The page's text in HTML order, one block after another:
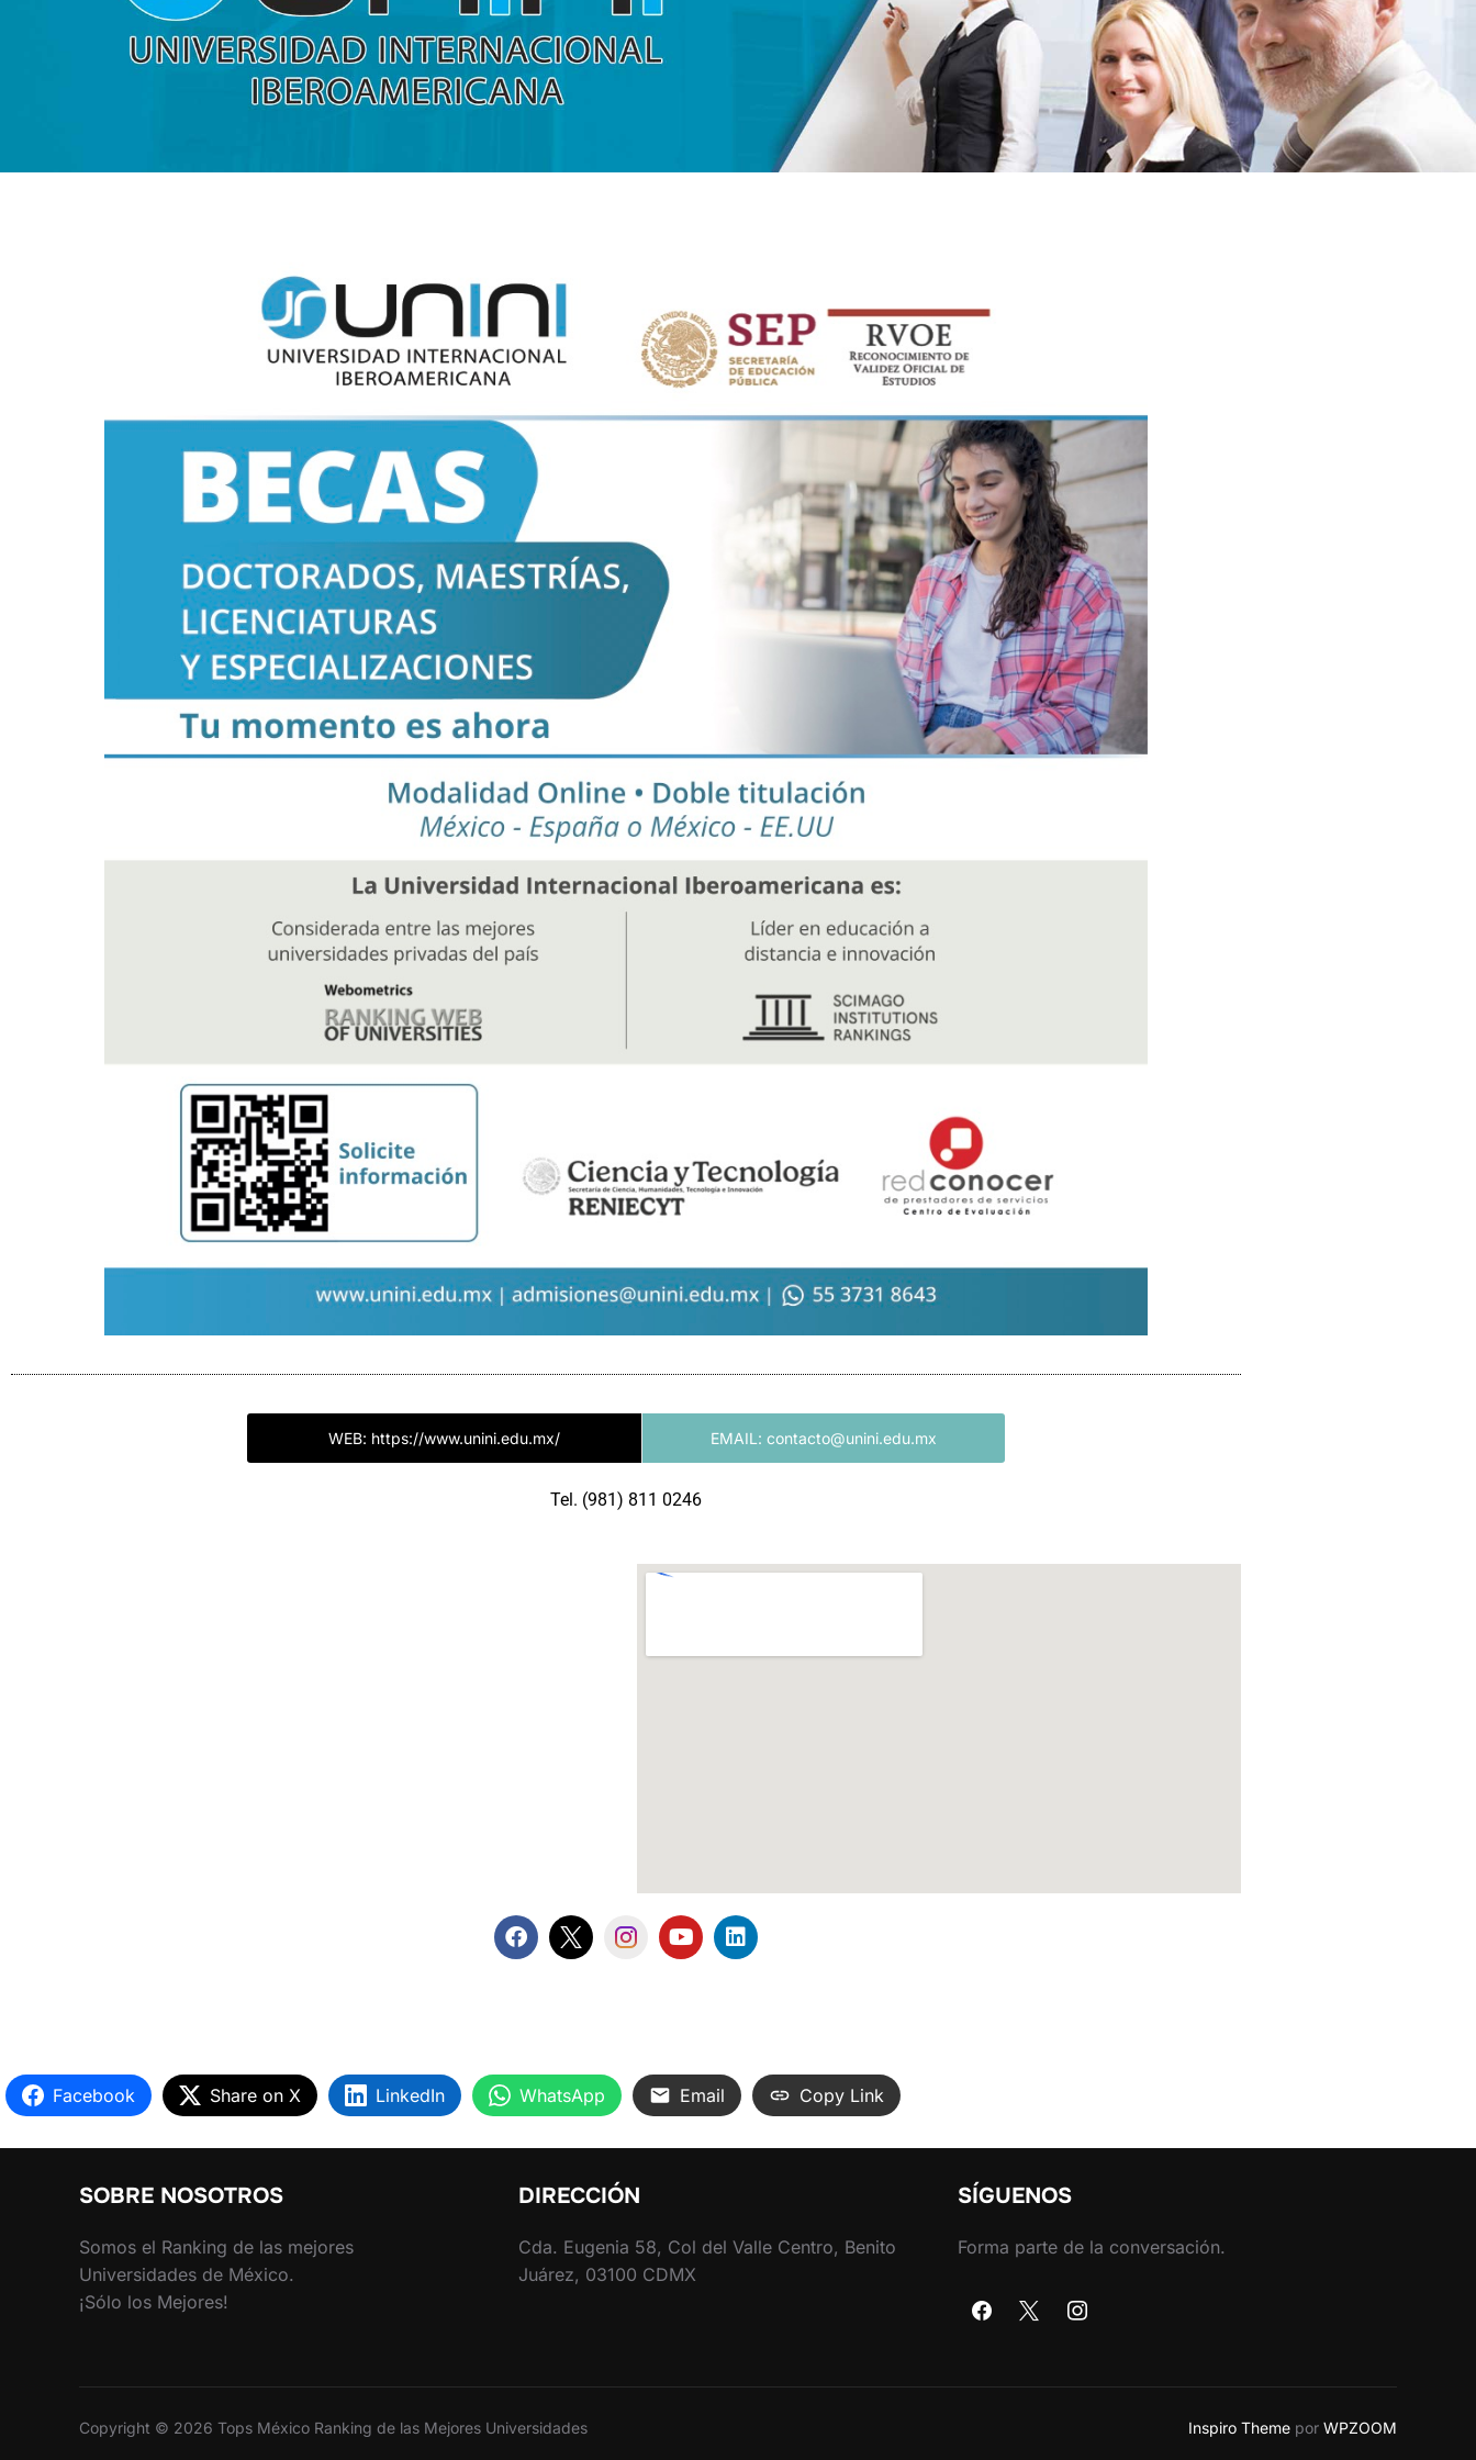
WEB: https://www.unini.edu.mx/ EMAIL: contacto@unini.edu.mx
Tel. (981) 811 0246
Facebook Share on X LinkedIn WhatsApp Email Copy Link
SOBRE NOSOTROS
Somos el Ranking de las mejores
Universidades de México.
¡Sólo los Mejores!
DIRECCIÓN
Cda. Eugenia 58, Col del Valle Centro, Benito
Juárez, 03100 CDMX
SÍGUENOS
Forma parte de la conversación.
Copyright © 2026 Tops México Ranking de las Mejores Universidades Inspiro Theme por WPZOOM